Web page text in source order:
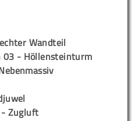
Wandteil
- Höllensteinturm
Zugluft